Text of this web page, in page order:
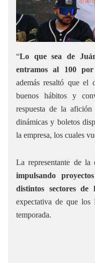
“Lo que sea de
entramos al 100
además resaltó que el
buenos hábitos y
respuesta de la
dinámicas y boletos
la empresa, los cuales
La representante de la
impulsando
distintos sectores de
expectativa de que los
temporada.